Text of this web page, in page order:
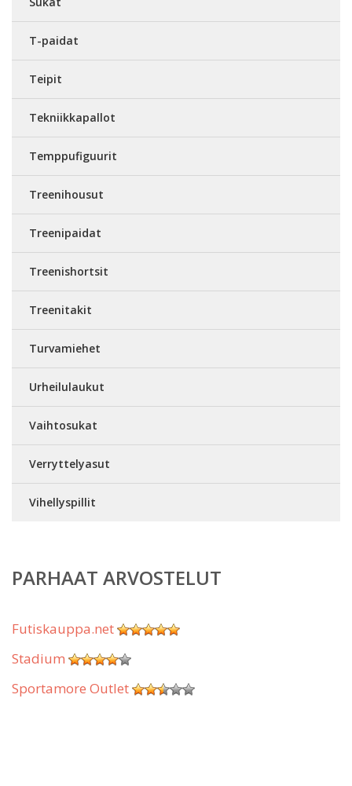
T-paidat
Teipit
Tekniikkapallot
Temppufiguurit
Treenihousut
Treenipaidat
Treenishortsit
Treenitakit
Turvamiehet
Urheilulaukut
Vaihtosukat
Verryttelyasut
Vihellyspillit
PARHAAT ARVOSTELUT
Futiskauppa.net
Stadium
Sportamore Outlet